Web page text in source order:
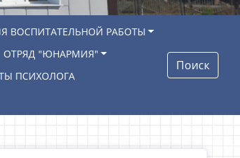
ВОСПИТАТЕЛЬНОЙ РАБОТЫ
ОТРЯД "ЮНАРМИЯ"
ПСИХОЛОГА
Поиск